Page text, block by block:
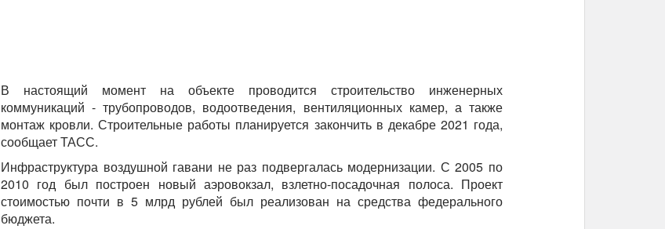
В настоящий момент на объекте проводится строительство инженерных
коммуникаций - трубопроводов, водоотведения, вентиляционных камер, а также
монтаж кровли. Строительные работы планируется закончить в декабре 2021 года,
сообщает ТАСС.
Инфраструктура воздушной гавани не раз подвергалась модернизации. С 2005 по
2010 год был построен новый аэровокзал, взлетно-посадочная полоса. Проект
стоимостью почти в 5 млрд рублей был реализован на средства федерального
бюджета.